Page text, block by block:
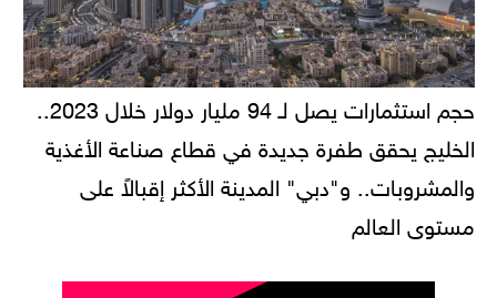
حجم استثمارات يصل لـ 94 مليار دولار خلال 2023..
الخليج يحقق طفرة جديدة في قطاع صناعة الأغذية
والمشروبات.. و"دبي" المدينة الأكثر إقبالاً على
مستوى العالم